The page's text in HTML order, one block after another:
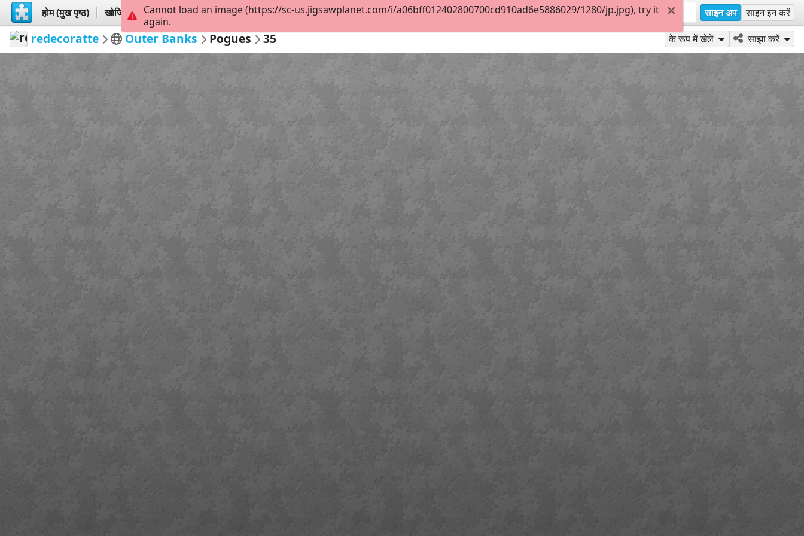
होम (मुख पृष्ठ) खोजिये बनायें साइन अप साइन इन करें
redecoratte Outer Banks Pogues 35 के रूप में खेलें साझा करें
Cannot load an image (https://sc-us.jigsawplanet.com/i/a06bff012402800700cd910ad6e5886029/1280/jp.jpg), try it
again.